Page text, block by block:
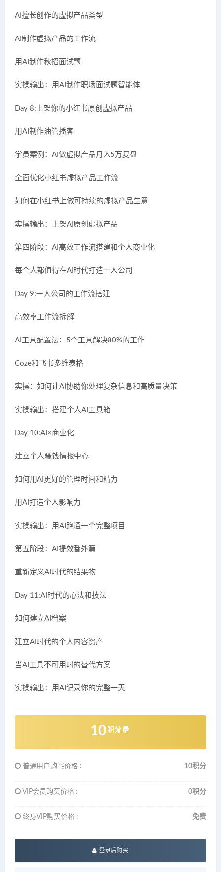
AI擅长创作的虚拟产品类型
AI制作虚拟产品的工作流
用AI制作秋招面试题
实操输出：用AI制作职场面试题智能体
Day 8:上架你的小红书原创虚拟产品
用AI制作油管播客
学员案例：AI做虚拟产品月入5万复盘
全面优化小红书虚拟产品工作流
如何在小红书上做可持续的虚拟产品生意
实操输出：上架AI原创虚拟产品
第四阶段：AI高效工作流搭建和个人商业化
每个人都值得在AI时代打造一人公司
Day 9:一人公司的工作流搭建
高效率工作流拆解
AI工具配置法：5个工具解决80%的工作
Coze和飞书多维表格
实操：如何让AI协助你处理复杂信息和高质量决策
实操输出：搭建个人AI工具箱
Day 10:AI×商业化
建立个人賺钱情报中心
如何用AI更好的管理时间和精力
用AI打造个人影响力
实操输出：用AI跑通一个完整项目
第五阶段：AI提效番外篇
重新定义AI时代的结果物
Day 11:AI时代的心法和技法
如何建立AI档案
建立AI时代的个人内容资产
当AI工具不可用时的替代方案
实操输出：用AI记录你的完整一天
10 积分
普通用户购买价格 : 10积分
VIP会员购买价格 : 0积分
终身VIP购买价格 : 免费
登录后购买